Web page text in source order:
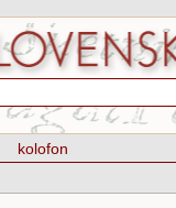
kolofon